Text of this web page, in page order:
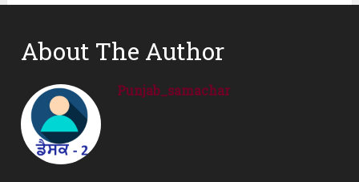
About The Author
Punjab_samachar